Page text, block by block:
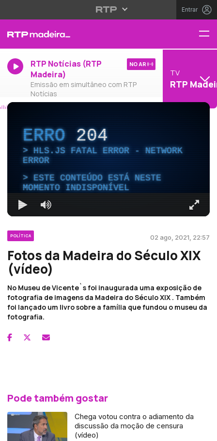
Entrar
RTP Notícias (RTP
Madeira)
Emissão em simultâneo com RTP
Notícias
NO AR
TV
RTP
ERRO204
HLS.JS FATAL ERROR - NETWORK
ERROR
ESTE CONTEÚDO ESTÁ NESTE
MOMENTO INDISPONÍVEL
POLÍTICA 02 ago, 2021, 22:57
Fotos da Madeira do Século XIX
(vídeo)
No Museu de Vicente`s foi inaugurada uma exposição de
fotografia de imagens da Madeira do Século XIX . Também
foi lançado um livro sobre a família que fundou o museu da
fotografia.
Pode também gostar
Chega votou contra o adiamento da
discussão da moção de censura
(vídeo)